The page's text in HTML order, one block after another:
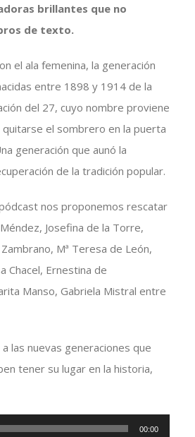
brillantes que no
de texto.
el ala femenina, la generación
entre 1898 y 1914 de la
del 27, cuyo nombre proviene
el sombrero en la puerta
generación que aunó la
de la tradición popular.
nos proponemos rescatar
Josefina de la Torre,
Mª Teresa de León,
Chacel, Ernestina de
Manso, Gabriela Mistral entre
las nuevas generaciones que
tener su lugar en la historia,
00:00